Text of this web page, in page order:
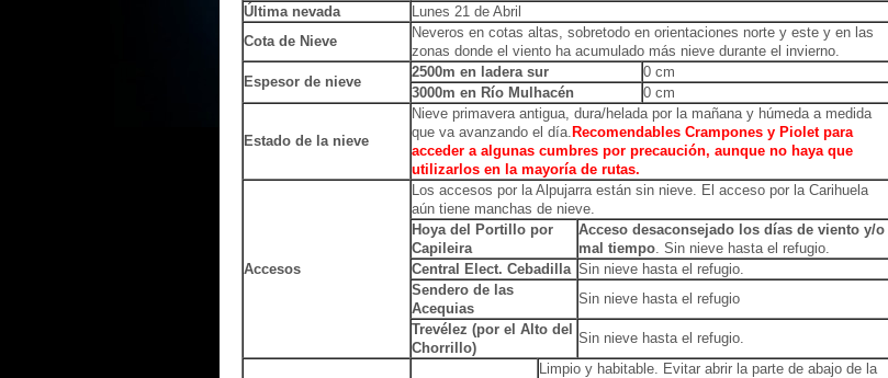
Última nevada
Lunes 21 de Abril
Cota de Nieve
Neveros en cotas altas, sobretodo en orientaciones norte y este y en las
zonas donde el viento ha acumulado más nieve durante el invierno.
Espesor de nieve
2500m en ladera sur
0 cm
3000m en Río Mulhacén
0 cm
Estado de la nieve
Nieve primavera antigua, dura/helada por la mañana y húmeda a medida
que va avanzando el día. Recomendables Crampones y Piolet para
acceder a algunas cumbres por precaución, aunque no haya que
utilizarlos en la mayoría de rutas.
Accesos
Los accesos por la Alpujarra están sin nieve. El acceso por la Carihuela
aún tiene manchas de nieve.
Hoya del Portillo por
Capileira
Acceso desaconsejado los días de viento y/o
mal tiempo. Sin nieve hasta el refugio.
Central Elect. Cebadilla Sin nieve hasta el refugio.
Sendero de las
Acequias
Sin nieve hasta el refugio
Trevélez (por el Alto del
Chorrillo)
Sin nieve hasta el refugio.
Limpio y habitable. Evitar abrir la parte de abajo de la